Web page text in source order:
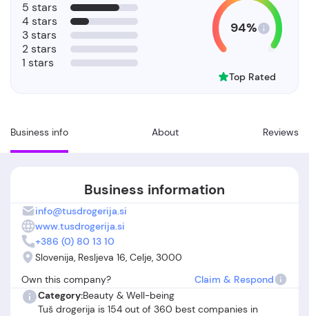
Business info About Reviews
5 stars
4 stars
3 stars
2 stars
1 stars
94%
Top Rated
Business information
info@tusdrogerija.si
www.tusdrogerija.si
+386 (0) 80 13 10
Slovenija, Resljeva 16, Celje, 3000
Own this company?
Claim & Respond
Category:Beauty & Well-being
Tuš drogerija is 154 out of 360 best companies in